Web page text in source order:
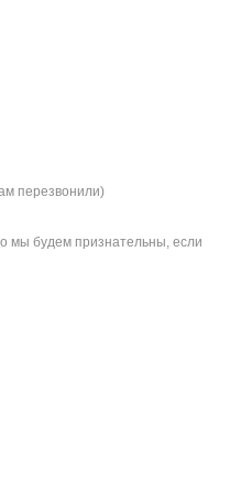
перезвонили)
мы будем признательны, если